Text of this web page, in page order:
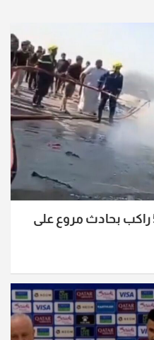
بالفديو.. نجاة 8 من أصل 50 راكب بحادث مروع على